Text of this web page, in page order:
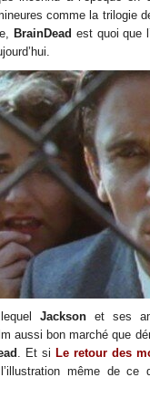
comme la trilogie
BrainDead est quoi que
Jacksonet ses
aussi bon marché que
. Et si Le retour des
même de ce